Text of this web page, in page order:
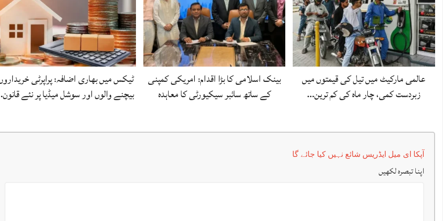
عالمی مارکیٹ میں تیل کی قیمتوں میں
زبردست کمی، چار ماہ کی کم ترین…
بینک اسلامی کا بڑا اقدام: امریکی کمپنی
کے ساتھ سائبر سیکیورٹی کا معاہدہ
ٹیکس میں بھاری اضافہ: پراپرٹی
بیچنے والوں اور سوشل میڈیا پر نئے
آپکا ای میل ایڈریس شائع نہیں کیا جائے گا
اپنا تبصرہ لکھیں